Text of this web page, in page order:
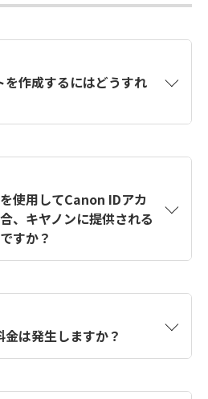
作成するにはどうすれ
法は【カメラ】Canon IDとは
IDの作成方法は？をご確認く
使用してCanon IDアカ
、キヤノンに提供される
すか？
ら取得します。アカウントを
うに、この情報を使用して
ォームを入力します。
は発生しますか？